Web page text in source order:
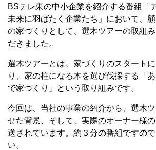
BSテレ東の中小企業を紹介する番組「
未来に羽ばたく企業たち」において、
の家づくりとして、選木ツアーの取組
だきました。
選木ツアーとは、家づくりのスタート
り、家の柱になる木を選び伐採する「
で家づくり」という取り組みです。
今回は、当社の事業の紹介から、選木
せた背景、そして、実際のオーナー様
送されています。約３分の番組ですの
い。